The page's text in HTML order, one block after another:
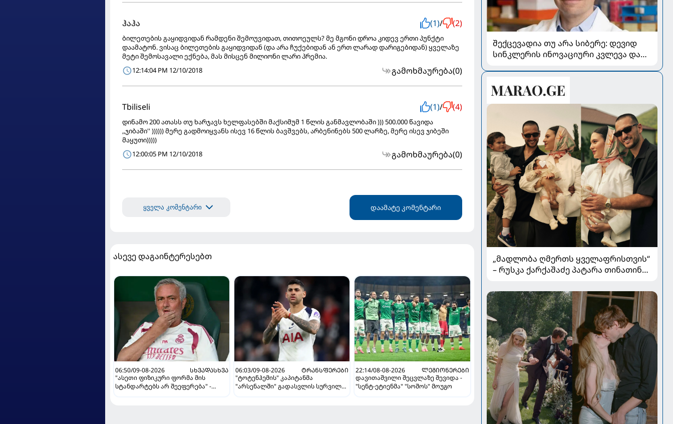
ჰაჰა (1)/ (2)
ბილეთების გაყიდვიდან რამდენი შემოუვიდათ, თითოეულს? მე მგონი დროა კიდევ ერთი პუნქტი
დაამატონ. ვისაც ბილეთების გაყიდვიდან (და არა ჩუქებიდან ან ერთ ლარად დარიგებიდან) ყველაზე
მეტი შემოსავალი ექნება, მას მისცენ მილიონი ლარი პრემია.
12:14:04 PM 12/10/2018
გამოხმაურება(0)
Tbiliseli (1)/ (4)
დინამო 200 ათასს თუ ხარჯავს ხელფასებში მაქსიმუმ 1 წლის განმავლობაში ))) 500.000 წავიდა
,,ჯიბაში'' )))))) მერე გადმოიყვანს ისევ 16 წლის ბავშვებს, არბენინებს 500 ლარზე, მერე ისევ ჯიბეში
მაყუთი)))))
12:00:05 PM 12/10/2018
გამოხმაურება(0)
ყველა კომენტარი დაამატე კომენტარი
ასევე დაგაინტერესებთ
06:50/09-08-2026
ᲡᲮᲕᲐᲓᲐᲡᲮᲕᲐ
"ასეთი ფიზიკური ფორმა მის
სტანდარტებს არ შეეფერება" -
06:03/09-08-2026
ᲢᲠᲐᲜᲡᲤᲔᲠᲔᲑᲘ
"ტოტენჰემის" კაპიტანმა
"არსენალში" გადასვლის სურვილი
22:14/08-08-2026
ᲚᲔᲒᲘᲝᲜᲔᲠᲔᲑᲘ
დავითაშვილი შეცვლაზე შევიდა -
"სენტ-ეტიენმა" "სოშოს" მოუგო
შექცევადია თუ არა სიბერე: დევიდ
სინკლერის ინოვაციური კვლევა და
„მადლობა ღმერთს ყველაფრისთვის“
– რუსკა ქარქაშაძე პატარა თინათინის